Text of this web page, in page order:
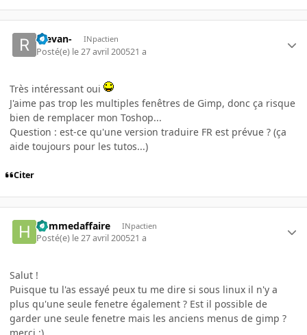
-Revan- INpactien
Posté(e) le 27 avril 200521 a
Très intéressant oui
J'aime pas trop les multiples fenêtres de Gimp, donc ça risque
bien de remplacer mon Toshop...
Question : est-ce qu'une version traduire FR est prévue ? (ça
aide toujours pour les tutos...)
Citer
hommedaffaire INpactien
Posté(e) le 27 avril 200521 a
Salut !
Puisque tu l'as essayé peux tu me dire si sous linux il n'y a
plus qu'une seule fenetre également ? Est il possible de
garder une seule fenetre mais les anciens menus de gimp ?